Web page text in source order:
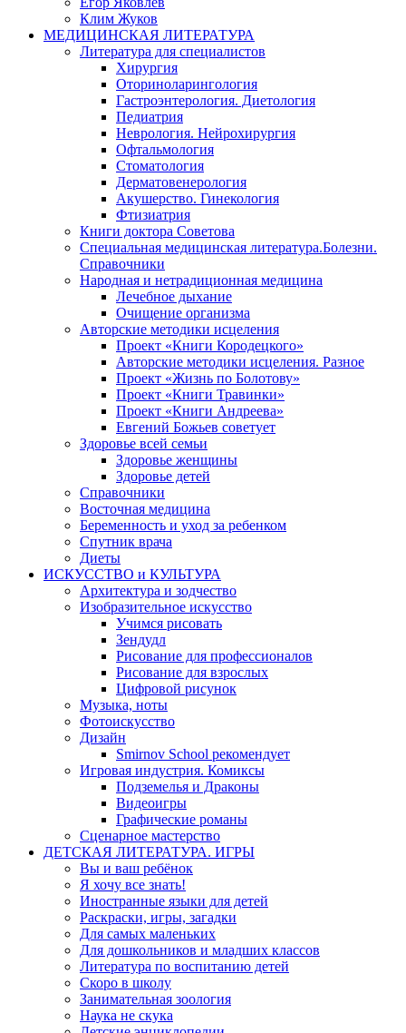
Клим Жуков
МЕДИЦИНСКАЯ ЛИТЕРАТУРА
Литература для специалистов
Хирургия
Оториноларингология
Гастроэнтерология. Диетология
Педиатрия
Неврология. Нейрохирургия
Офтальмология
Стоматология
Дерматовенерология
Акушерство. Гинекология
Фтизиатрия
Книги доктора Советова
Специальная медицинская литература.Болезни.
Справочники
Народная и нетрадиционная медицина
Лечебное дыхание
Очищение организма
Авторские методики исцеления
Проект «Книги Кородецкого»
Авторские методики исцеления. Разное
Проект «Жизнь по Болотову»
Проект «Книги Травинки»
Проект «Книги Андреева»
Евгений Божьев советует
Здоровье всей семьи
Здоровье женщины
Здоровье детей
Справочники
Восточная медицина
Беременность и уход за ребенком
Спутник врача
Диеты
ИСКУССТВО и КУЛЬТУРА
Архитектура и зодчество
Изобразительное искусство
Учимся рисовать
Зендудл
Рисование для профессионалов
Рисование для взрослых
Цифровой рисунок
Музыка, ноты
Фотоискусство
Дизайн
Smirnov School рекомендует
Игровая индустрия. Комиксы
Подземелья и Драконы
Видеоигры
Графические романы
Сценарное мастерство
ДЕТСКАЯ ЛИТЕРАТУРА. ИГРЫ
Вы и ваш ребёнок
Я хочу все знать!
Иностранные языки для детей
Раскраски, игры, загадки
Для самых маленьких
Для дошкольников и младших классов
Литература по воспитанию детей
Скоро в школу
Занимательная зоология
Наука не скука